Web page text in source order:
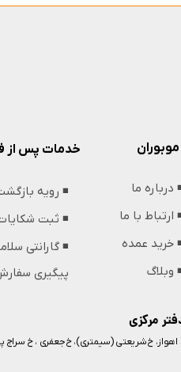
مرکزی
اهواز، خ شریعتی (سیمتری)، خ جعفری ، خ سراج
موبوران
درباره ما
ارتباط با ما
خرید عمده
وبلاگ
خدمات پس از
◾️ رویه
◾️ ثبت
◾️ گارانتی
پیگیری